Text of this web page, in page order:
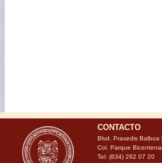
CONTACTO
Blvd. Praxedis Balboa
Col. Parque
Tel: (834) 262 07 20